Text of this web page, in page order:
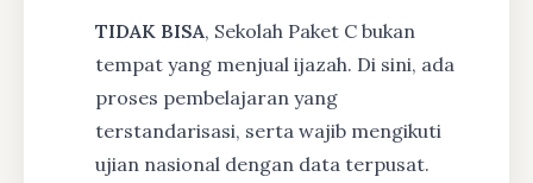
TIDAK BISA, Sekolah Paket C bukan
tempat yang menjual ijazah. Di sini, ada
proses pembelajaran yang
terstandarisasi, serta wajib mengikuti
ujian nasional dengan data terpusat.